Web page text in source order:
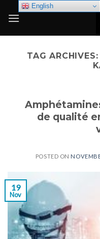
TAG
de qualité
POSTED ON
19
Nov
English